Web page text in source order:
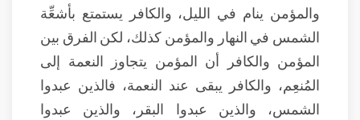
والمؤمن ينام في الليل، والكافر يستمتع بأشعِّة
الشمس في النهار والمؤمن كذلك، لكن الفرق بين
المؤمن والكافر أن المؤمن يتجاوز النعمة إلى
المُنعِم، والكافر يبقى عند النعمة، فالذين عبدوا
الشمس، والذين عبدوا البقر، والذين عبدوا